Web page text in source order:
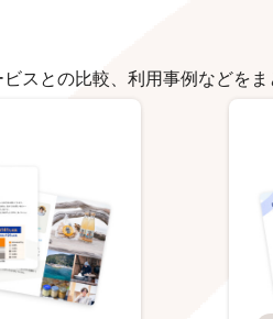
スとの比較、利用事例などをま